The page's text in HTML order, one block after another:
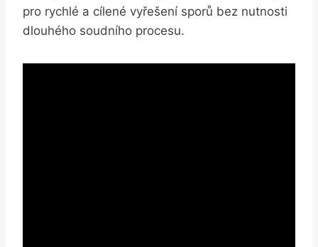
pro rychlé a cílené vyřešení‍ sporů bez nutnosti
dlouhého soudního procesu.